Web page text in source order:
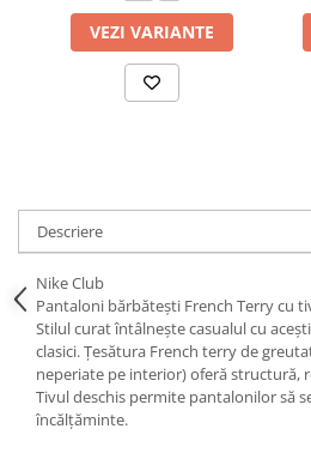
VEZI VARIANTE
Descriere
Nike Club
Pantaloni bărbătești French Terry cu
Stilul curat întâlnește casualul cu
clasici. Țesătura French terry de
neperiate pe interior) oferă structură,
Tivul deschis permite pantalonilor să
încălțăminte.